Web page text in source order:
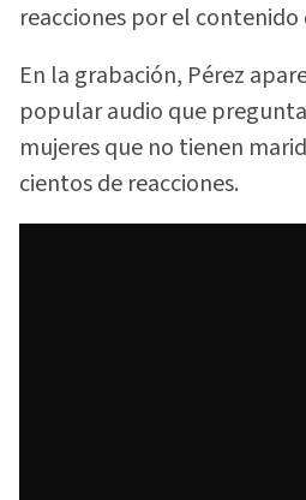
reacciones por el
En la grabación, Pérez
popular audio que
mujeres que no tienen
cientos de reacciones.